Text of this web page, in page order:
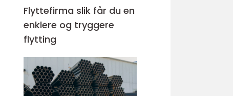
Flyttefirma slik får du en
enklere og tryggere
flytting